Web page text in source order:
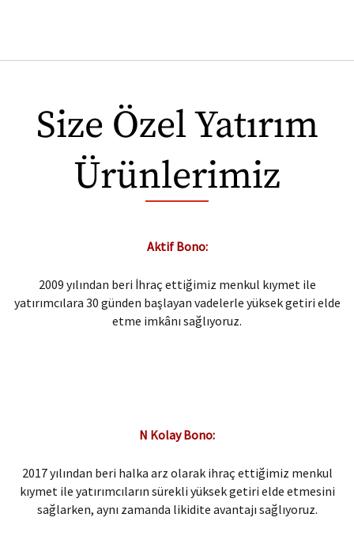
Size Özel Yatırım
Ürünlerimiz
Aktif Bono:​
2009 yılından beri İhraç ettiğimiz menkul kıymet ile
yatırımcılara 30 günden başlayan vadelerle yüksek getiri elde
etme imkânı sağlıyoruz.
N Kolay Bono:​
2017 yılından beri halka arz olarak ihraç ettiğimiz menkul
kıymet ile yatırımcıların sürekli yüksek getiri elde etmesini
sağlarken, aynı zamanda likidite avantajı sağlıyoruz.